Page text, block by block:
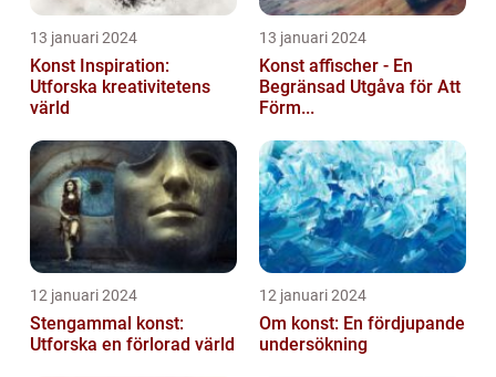
13 januari 2024
Konst Inspiration:
Utforska kreativitetens
värld
13 januari 2024
Konst affischer - En
Begränsad Utgåva för Att
Förm...
12 januari 2024
Stengammal konst:
Utforska en förlorad värld
12 januari 2024
Om konst: En fördjupande
undersökning